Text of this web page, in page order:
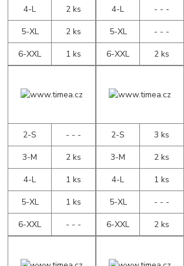
4-L
2 ks
5-XL
2 ks
6-XXL
1 ks
4-L
- - -
5-XL
- - -
6-XXL
2 ks
2-S
- - -
3-M
2 ks
4-L
1 ks
5-XL
1 ks
6-XXL
- - -
2-S
3 ks
3-M
2 ks
4-L
1 ks
5-XL
- - -
6-XXL
2 ks